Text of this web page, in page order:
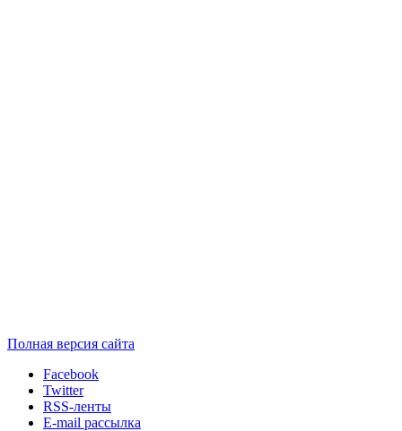
Полная версия сайта
Facebook
Twitter
RSS-ленты
E-mail рассылка